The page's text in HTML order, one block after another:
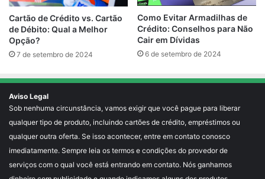
Cartão de Crédito vs. Cartão
de Débito: Qual a Melhor
Opção?
7 de setembro de 2024
Como Evitar Armadilhas de
Crédito: Conselhos para Não
Cair em Dívidas
6 de setembro de 2024
Aviso Legal
Sob nenhuma circunstância, vamos exigir que você pague para liberar
qualquer tipo de produto, incluindo cartões de crédito, empréstimos ou
qualquer outra oferta. Se isso acontecer, entre em contato conosco
imediatamente. Sempre leia os termos e condições do provedor de
serviços com o qual você está entrando em contato. Nós ganhamos